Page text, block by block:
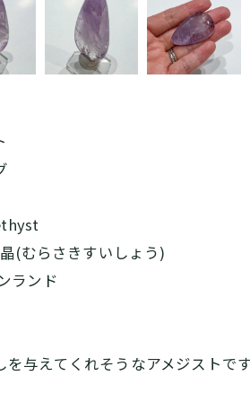
(むらさきすいしょう)
ランド
を与えてくれそうなアメジストで